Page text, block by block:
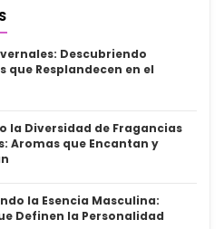
Descubriendo
que Resplandecen en el
la Diversidad de Fragancias
Aromas que Encantan y
la Esencia Masculina:
Definen la Personalidad